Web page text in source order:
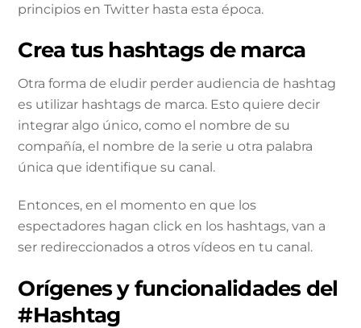
principios en Twitter hasta esta época.
Crea tus hashtags de marca
Otra forma de eludir perder audiencia de hashtag
es utilizar hashtags de marca. Esto quiere decir
integrar algo único, como el nombre de su
compañía, el nombre de la serie u otra palabra
única que identifique su canal.
Entonces, en el momento en que los
espectadores hagan click en los hashtags, van a
ser redireccionados a otros vídeos en tu canal.
Orígenes y funcionalidades del
#Hashtag